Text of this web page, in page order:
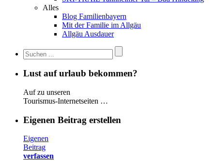
Alles
Blog Familienbayern
Mit der Familie im Allgäu
Allgäu Ausdauer
Lust auf urlaub bekommen?
Auf zu unseren
Tourismus-Internetseiten …
Eigenen Beitrag erstellen
Eigenen
Beitrag
verfassen